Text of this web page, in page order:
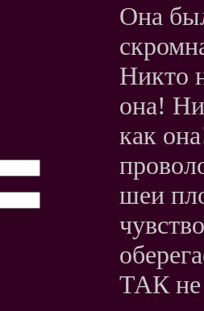
Она
Никто
она!
как
шеи
ТАК не